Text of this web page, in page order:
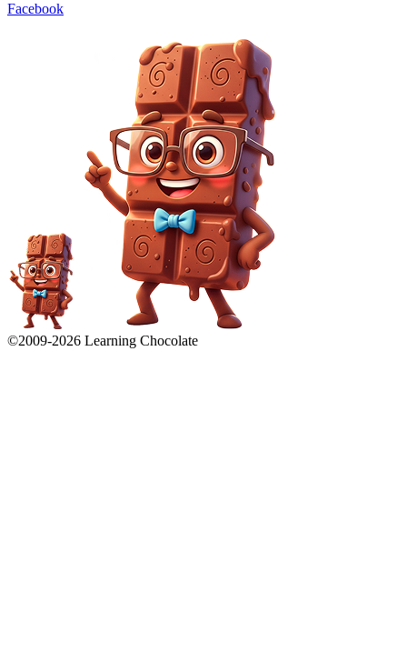
Facebook
©2009-2026 Learning Chocolate